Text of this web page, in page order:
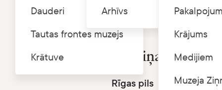
Dauderi
Tautas frontes muzejs
Krātuve
Arhīvs
Krājums
Medijiem
Muzeja
Izmaiņas muzeja darba laikā
Izmaiņas
Rīgas pils